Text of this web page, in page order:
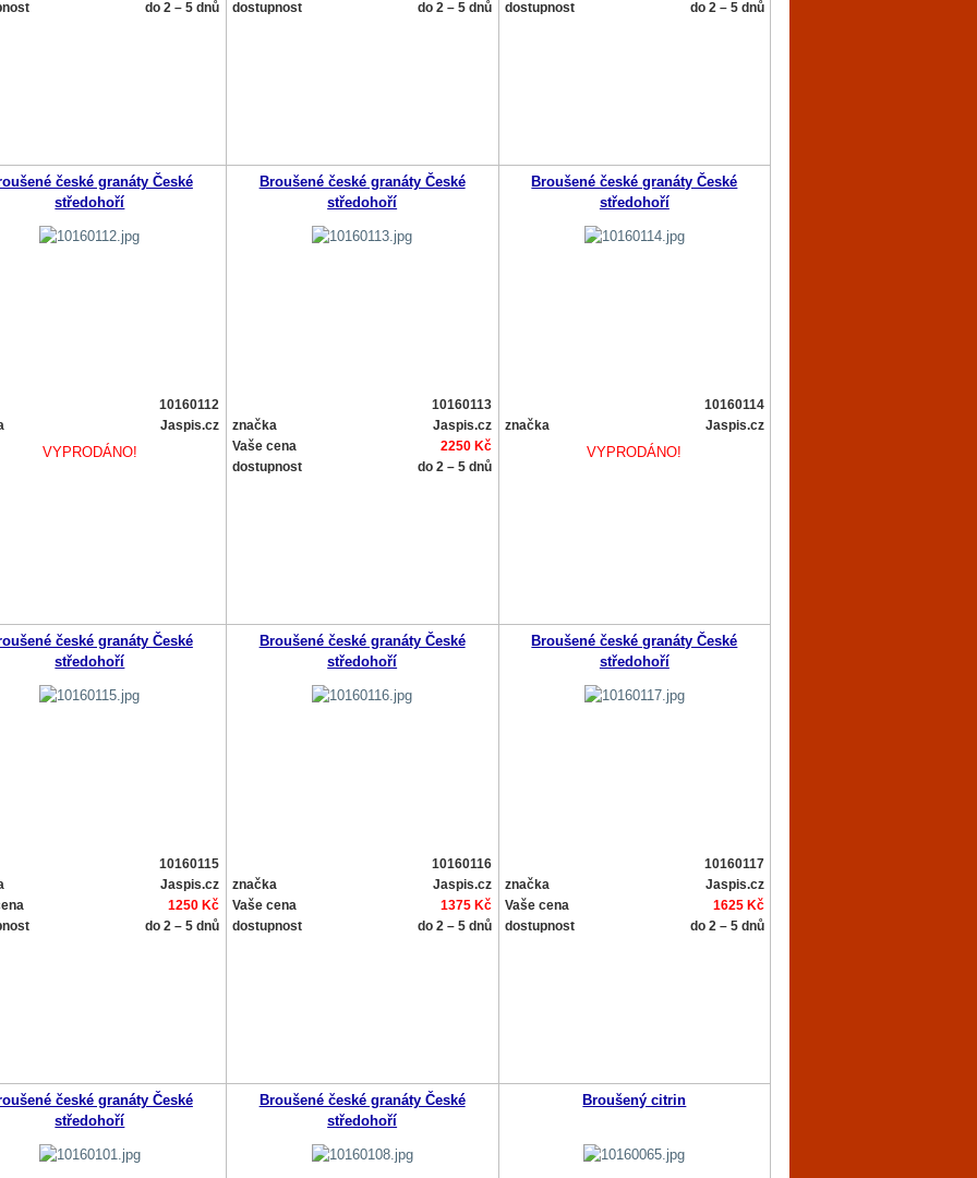
do 2 – 5 dnů
dostupnost
do 2 – 5 dnů
dostupnost
do 2 – 5 dnů
české granáty České
středohoří
10160112
Jaspis.cz
VYPRODÁNO!
Broušené české granáty České
středohoří
10160113
značka
Jaspis.cz
Vaše cena
2250 Kč
dostupnost
do 2 – 5 dnů
Broušené české granáty České
středohoří
10160114
značka
Jaspis.cz
VYPRODÁNO!
české granáty České
středohoří
10160115
Jaspis.cz
1250 Kč
do 2 – 5 dnů
Broušené české granáty České
středohoří
10160116
značka
Jaspis.cz
Vaše cena
1375 Kč
dostupnost
do 2 – 5 dnů
Broušené české granáty České
středohoří
10160117
značka
Jaspis.cz
Vaše cena
1625 Kč
dostupnost
do 2 – 5 dnů
české granáty České
středohoří
Broušené české granáty České
středohoří
Broušený citrin